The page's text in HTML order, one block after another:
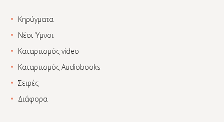
Κηρύγματα
Νέοι Ύμνοι
Καταρτισμός video
Καταρτισμός Audiobooks
Σειρές
Διάφορα